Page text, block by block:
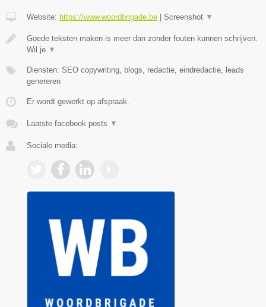
Website: https://www.woordbrigade.be | Screenshot ▼
Goede teksten maken is meer dan zonder fouten kunnen schrijven.
Wil je ▼
Diensten: SEO copywriting, blogs, redactie, eindredactie, leads
genereren
Er wordt gewerkt op afspraak.
Laatste facebook posts ▼
Sociale media: